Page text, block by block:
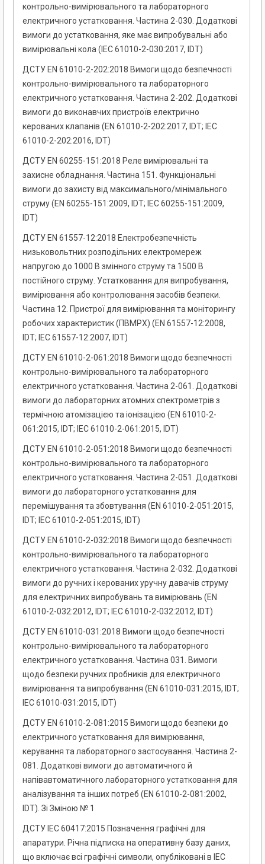
контрольно-вимірювального та лабораторного
електричного устатковання. Частина 2-030. Додаткові
вимоги до устатковання, яке має випробувальні або
вимірювальні кола (IEC 61010-2-030:2017, IDT)
ДСТУ EN 61010-2-202:2018 Вимоги щодо безпечності
контрольно-вимірювального та лабораторного
електричного устатковання. Частина 2-202. Додаткові
вимоги до виконавчих пристроїв електрично
керованих клапанів (EN 61010-2-202:2017, IDT; IEC
61010-2-202:2016, IDT)
ДСТУ EN 60255-151:2018 Реле вимірювальні та
захисне обладнання. Частина 151. Функціональні
вимоги до захисту від максимального/мінімального
струму (EN 60255-151:2009, IDT; IEC 60255-151:2009,
IDT)
ДСТУ EN 61557-12:2018 Електробезпечність
низьковольтних розподільних електромереж
напругою до 1000 В змінного струму та 1500 В
постійного струму. Устатковання для випробування,
вимірювання або контролювання засобів безпеки.
Частина 12. Пристрої для вимірювання та моніторингу
робочих характеристик (ПВМРХ) (EN 61557-12:2008,
IDT; IEC 61557-12:2007, IDТ)
ДСТУ EN 61010-2-061:2018 Вимоги щодо безпечності
контрольно-вимірювального та лабораторного
електричного устатковання. Частина 2-061. Додаткові
вимоги до лабораторних атомних спектрометрів з
термічною атомізацією та іонізацією (EN 61010-2-
061:2015, IDT; IEC 61010-2-061:2015, IDT)
ДСТУ EN 61010-2-051:2018 Вимоги щодо безпечності
контрольно-вимірювального та лабораторного
електричного устатковання. Частина 2-051. Додаткові
вимоги до лабораторного устатковання для
перемішування та збовтування (EN 61010-2-051:2015,
IDT; IEC 61010-2-051:2015, IDT)
ДСТУ EN 61010-2-032:2018 Вимоги щодо безпечності
контрольно-вимірювального та лабораторного
електричного устатковання. Частина 2-032. Додаткові
вимоги до ручних і керованих уручну давачів струму
для електричних випробувань та вимірювань (EN
61010-2-032:2012, IDT; IEС 61010-2-032:2012, IDT)
ДСТУ EN 61010-031:2018 Вимоги щодо безпечності
контрольно-вимірювального та лабораторного
електричного устатковання. Частина 031. Вимоги
щодо безпеки ручних пробників для електричного
вимірювання та випробування (EN 61010-031:2015, IDT;
IEC 61010-031:2015, IDT)
ДСТУ EN 61010-2-081:2015 Вимоги щодо безпеки до
електричного устатковання для вимірювання,
керування та лабораторного застосування. Частина 2-
081. Додаткові вимоги до автоматичного й
напівавтоматичного лабораторного устатковання для
аналізування та інших потреб (EN 61010-2-081:2002,
IDT). Зі Зміною № 1
ДСТУ IEC 60417:2015 Позначення графічні для
апаратури. Річна підписка на оперативну базу даних,
що включає всі графічні символи, опубліковані в IEC